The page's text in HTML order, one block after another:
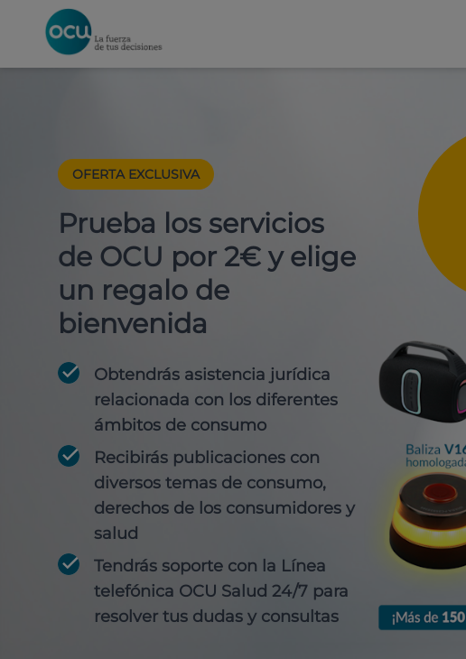
OFERTA EXCLUSIVA
Prueba los servicios
de OCU por 2€ y elige
un regalo de
bienvenida
Obtendrás asistencia jurídica
relacionada con los diferentes
ámbitos de consumo
Recibirás publicaciones con
diversos temas de consumo,
derechos de los consumidores y
salud
Tendrás soporte con la Línea
telefónica OCU Salud 24/7 para
resolver tus dudas y consultas